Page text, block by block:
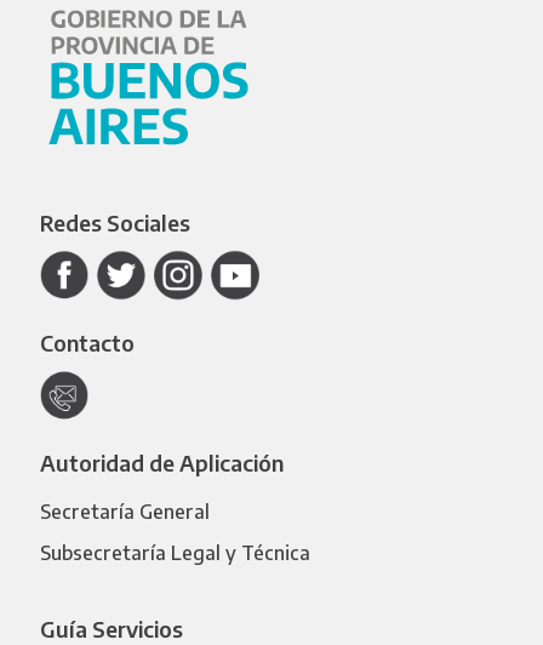
Redes Sociales
Contacto
Autoridad de Aplicación
Secretaría General
Subsecretaría Legal y Técnica
Guía Servicios